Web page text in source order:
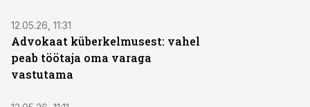
12.05.26, 11:31
Advokaat küberkelmusest: vahel
peab töötaja oma varaga
vastutama